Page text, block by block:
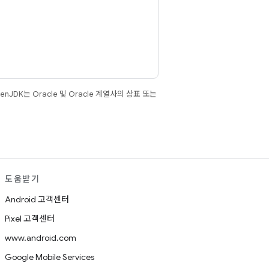
는 Oracle 및 Oracle 계열사의 상표 또는
도움받기
Android 고객센터
Pixel 고객센터
www.android.com
Google Mobile Services